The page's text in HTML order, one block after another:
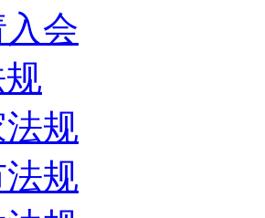
会
法规
规